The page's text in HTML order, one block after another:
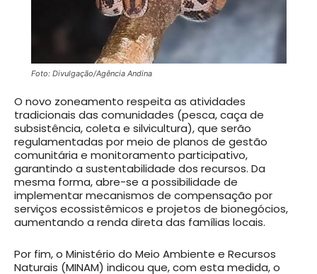
Foto: Divulgação/Agência Andina
O novo zoneamento respeita as atividades
tradicionais das comunidades (pesca, caça de
subsistência, coleta e silvicultura), que serão
regulamentadas por meio de planos de gestão
comunitária e monitoramento participativo,
garantindo a sustentabilidade dos recursos. Da
mesma forma, abre-se a possibilidade de
implementar mecanismos de compensação por
serviços ecossistêmicos e projetos de bionegócios,
aumentando a renda direta das famílias locais.
Por fim, o Ministério do Meio Ambiente e Recursos
Naturais (MINAM) indicou que, com esta medida, o